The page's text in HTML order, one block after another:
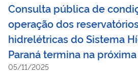
Consulta pública de
operação dos
hidrelétricas do Sistema
Paraná termina na
05/11/2025